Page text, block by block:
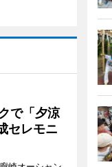
で「夕涼
セレモニ